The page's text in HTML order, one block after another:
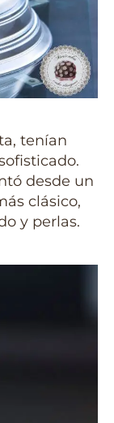
tenían
desde un
clásico,
y perlas.